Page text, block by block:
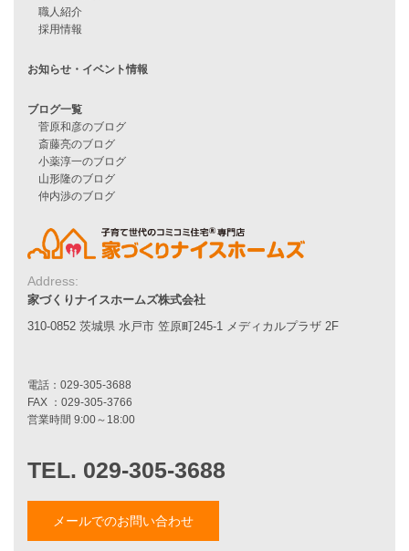
Line Up
自由設計注文住宅
Smart2030
Sシリーズ
シンプルな平屋
家づくりナイスホームズの家づくり
耐震性能
家づくりの流れ
7つのポイント
アフターメンテナンス
二世帯住宅をお考えの方へ
施工事例一覧
家づくりナイスホームズについて
Address:
家づくりナイスホームズ株式会社
310-0852 茨城県 水戸市 笠原町245-1 メディカルプラザ 2F
メールでのお問い合わせ